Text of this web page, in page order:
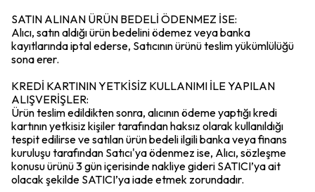
SATIN ALINAN ÜRÜN BEDELİ ÖDENMEZ İSE:
Alıcı, satın aldığı ürün bedelini ödemez veya banka
kayıtlarında iptal ederse, Satıcının ürünü teslim yükümlülüğü
sona erer.
KREDİ KARTININ YETKİSİZ KULLANIMI İLE YAPILAN
ALIŞVERİŞLER:
Ürün teslim edildikten sonra, alıcının ödeme yaptığı kredi
kartının yetkisiz kişiler tarafından haksız olarak kullanıldığı
tespit edilirse ve satılan ürün bedeli ilgili banka veya finans
kuruluşu tarafından Satıcı'ya ödenmez ise, Alıcı, sözleşme
konusu ürünü 3 gün içerisinde nakliye gideri SATICI’ya ait
olacak şekilde SATICI’ya iade etmek zorundadır.